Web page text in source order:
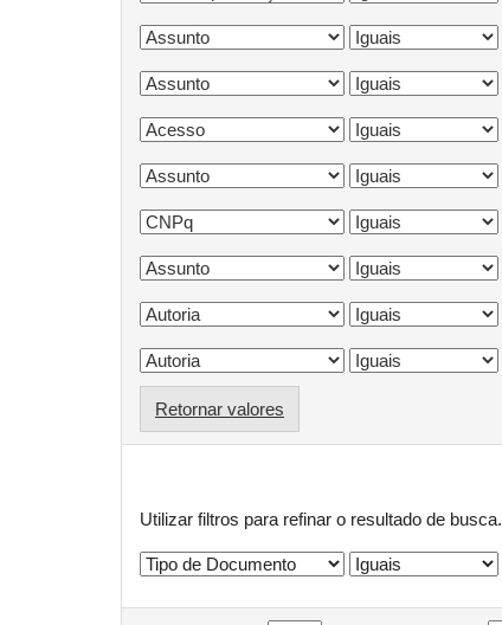
Retornar valores
Utilizar filtros para refinar o resultado de busca.